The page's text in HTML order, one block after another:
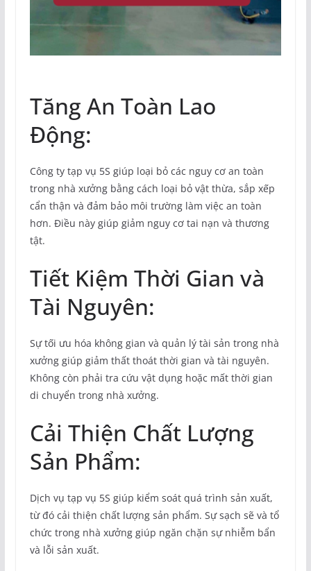
Tăng An Toàn Lao
Động:
Công ty tạp vụ 5S giúp loại bỏ các nguy cơ an toàn
trong nhà xưởng bằng cách loại bỏ vật thừa, sắp xếp
cẩn thận và đảm bảo môi trường làm việc an toàn
hơn. Điều này giúp giảm nguy cơ tai nạn và thương
tật.
Tiết Kiệm Thời Gian và
Tài Nguyên:
Sự tối ưu hóa không gian và quản lý tài sản trong nhà
xưởng giúp giảm thất thoát thời gian và tài nguyên.
Không còn phải tra cứu vật dụng hoặc mất thời gian
di chuyển trong nhà xưởng.
Cải Thiện Chất Lượng
Sản Phẩm:
Dịch vụ tạp vụ 5S giúp kiểm soát quá trình sản xuất,
từ đó cải thiện chất lượng sản phẩm. Sự sạch sẽ và tổ
chức trong nhà xưởng giúp ngăn chặn sự nhiễm bẩn
và lỗi sản xuất.